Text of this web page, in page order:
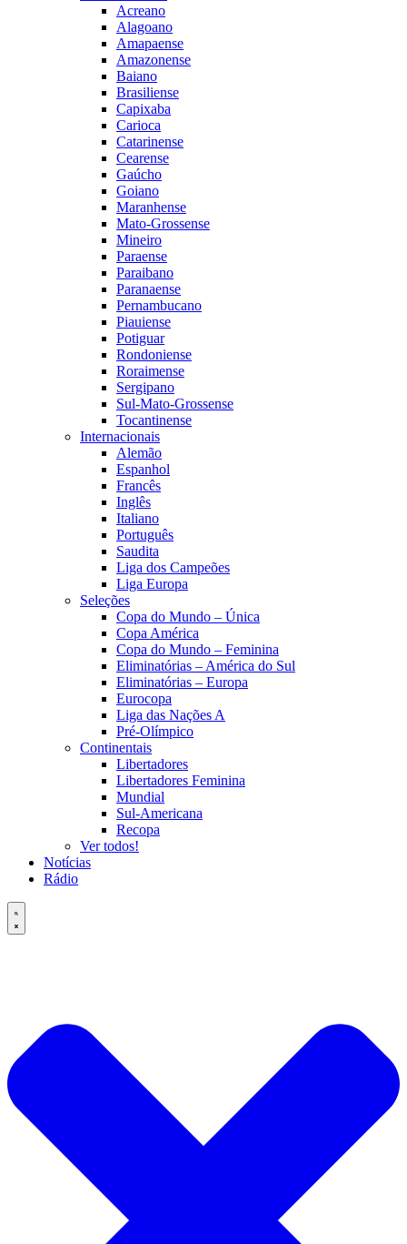
Acreano
Alagoano
Amapaense
Amazonense
Baiano
Brasiliense
Capixaba
Carioca
Catarinense
Cearense
Gaúcho
Goiano
Maranhense
Mato-Grossense
Mineiro
Paraense
Paraibano
Paranaense
Pernambucano
Piauiense
Potiguar
Rondoniense
Roraimense
Sergipano
Sul-Mato-Grossense
Tocantinense
Internacionais
Alemão
Espanhol
Francês
Inglês
Italiano
Português
Saudita
Liga dos Campeões
Liga Europa
Seleções
Copa do Mundo – Única
Copa América
Copa do Mundo – Feminina
Eliminatórias – América do Sul
Eliminatórias – Europa
Eurocopa
Liga das Nações A
Pré-Olímpico
Continentais
Libertadores
Libertadores Feminina
Mundial
Sul-Americana
Recopa
Ver todos!
Notícias
Rádio